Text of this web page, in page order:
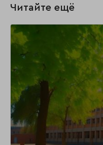
Читайте ещё